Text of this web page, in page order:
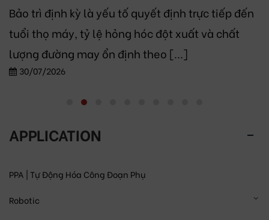
Bảo trì định kỳ là yếu tố quyết định trực tiếp đến
tuổi thọ máy, tỷ lệ hỏng hóc đột xuất và chất
lượng đường may ổn định theo [...]
30/07/2026
APPLICATION
PPA | Tự Động Hóa Công Đoạn Phụ
Robotic